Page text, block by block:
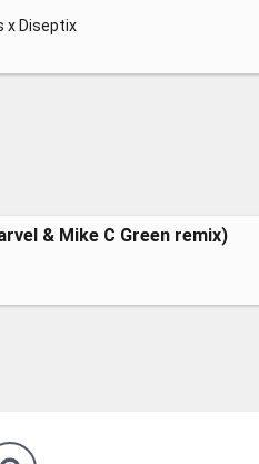
x Diseptix
& Mike C Green remix)